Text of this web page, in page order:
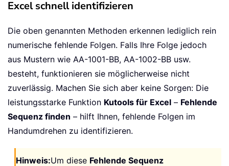
Excel schnell identifizieren
Die oben genannten Methoden erkennen lediglich rein
numerische fehlende Folgen. Falls Ihre Folge jedoch
aus Mustern wie AA-1001-BB, AA-1002-BB usw.
besteht, funktionieren sie möglicherweise nicht
zuverlässig. Machen Sie sich aber keine Sorgen: Die
leistungsstarke Funktion Kutools für Excel – Fehlende
Sequenz finden – hilft Ihnen, fehlende Folgen im
Handumdrehen zu identifizieren.
Hinweis:Um diese Fehlende Sequenz